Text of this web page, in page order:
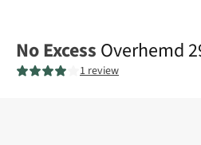
No Excess Overhemd
1 review